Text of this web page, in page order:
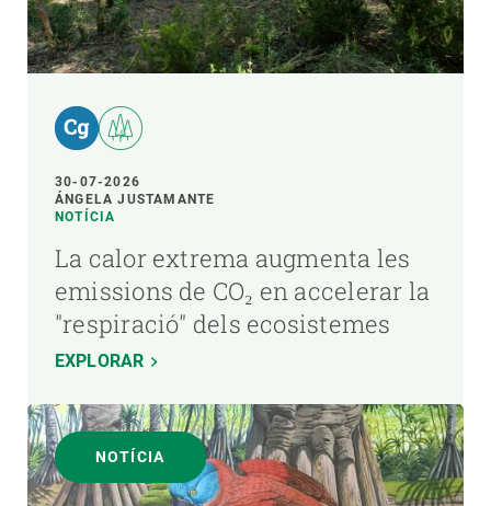
30-07-2026
ÁNGELA JUSTAMANTE
NOTÍCIA
La calor extrema augmenta les
emissions de CO₂ en accelerar la
"respiració" dels ecosistemes
EXPLORAR
NOTÍCIA